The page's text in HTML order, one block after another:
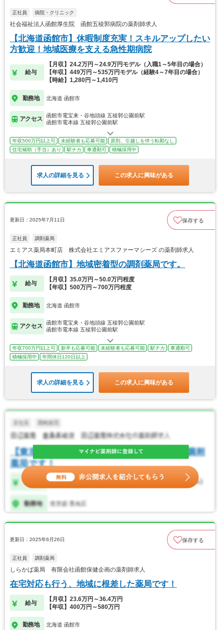
正社員 病院・クリニック
社会福祉法人函館厚生院 函館五稜郭病院の薬剤師求人
【北海道函館市】休暇制度充実！スキルアップしたい
方歓迎！地域医療を支える急性期病院
給与
【月収】24.2万円～24.9万円モデル（入職1～5年目の場合）
【年収】449万円～535万円モデル（経験4～7年目の場合）
【時給】1,280円～1,410円
勤務地 北海道 函館市
アクセス
函館市電宝来・谷地頭線 五稜郭公園前駅
函館市電本線 五稜郭公園前駅
年収500万円以上可 未経験者も応募可能
原則、引越しを伴う転勤なし
住宅補助（手当）あり
駅チカ 車通勤可 積極採用中
求人の詳細を見る この求人に興味がある
更新日：2025年7月11日 保存する
正社員 調剤薬局
エミアス薬局本町店 株式会社エミアスファーマシーズ の薬剤師求人
【北海道函館市】地域密着型の調剤薬局です。
給与
【月収】35.0万円～50.0万円程度
【年収】500万円～700万円程度
勤務地 北海道 函館市
アクセス
函館市電宝来・谷地頭線 五稜郭公園前駅
函館市電本線 五稜郭公園前駅
年収700万円以上可 新卒も応募可能 未経験者も応募可能 駅チカ
車通勤可
積極採用中
年間休日120日以上
求人の詳細を見る この求人に興味がある
更新日：2025年6月26日 保存する
正社員 調剤薬局
しらかば薬局 有限会社函館保健企画の薬剤師求人
在宅対応も行う、地域に根差した薬局です！
給与
【月収】23.6万円～36.4万円
【年収】400万円～580万円
勤務地 北海道 函館市